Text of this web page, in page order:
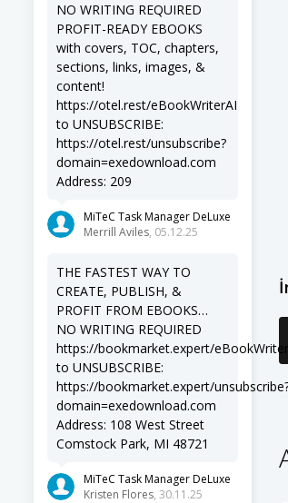
NO WRITING REQUIRED
PROFIT-READY EBOOKS
with covers, TOC, chapters,
sections, links, images, &
content!
https://otel.rest/eBookWriterAI
to UNSUBSCRIBE:
https://otel.rest/unsubscribe?
domain=exedownload.com
Address: 209
MiTeC Task Manager DeLuxe
Merrill Aviles, 05.12.25
THE FASTEST WAY TO
CREATE, PUBLISH, &
PROFIT FROM EBOOKS…
NO WRITING REQUIRED
https://bookmarket.expert/
to UNSUBSCRIBE:
https://bookmarket.expert/
domain=exedownload.com
Address: 108 West Street
Comstock Park, MI 48721
MiTeC Task Manager DeLuxe
Kristen Flores, 30.11.25